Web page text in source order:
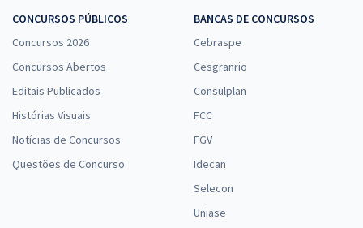
CONCURSOS PÚBLICOS
Concursos 2026
Concursos Abertos
Editais Publicados
Histórias Visuais
Notícias de Concursos
Questões de Concurso
BANCAS DE CONCURSOS
Cebraspe
Cesgranrio
Consulplan
FCC
FGV
Idecan
Selecon
Uniase